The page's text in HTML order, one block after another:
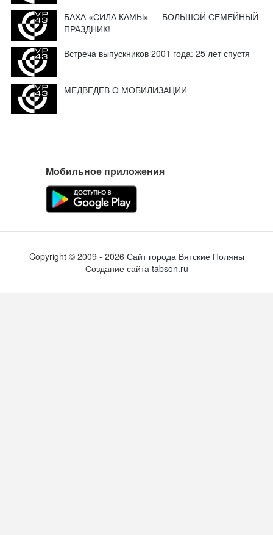
БАХА «СИЛА КАМЫ» — БОЛЬШОЙ СЕМЕЙНЫЙ
ПРАЗДНИК!
Встреча выпускников 2001 года: 25 лет спустя
МЕДВЕДЕВ О МОБИЛИЗАЦИИ
Мобильное приложения
Copyright © 2009 - 2026 Сайт города Вятские Поляны
Создание сайта tabson.ru